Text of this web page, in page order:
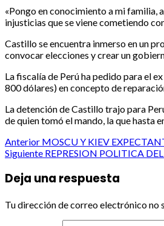
«Pongo en conocimiento a mi familia,
injusticias que se viene cometiendo
Castillo se encuentra inmerso en un
convocar elecciones y crear un
La fiscalía de Perú ha pedido para el
800 dólares) en concepto de
La detención de Castillo trajo para
de quien tomó el mando, la que hasta
Post
Anterior MOSCU Y KIEV
Siguiente REPRESION POLITICA
Deja una respuesta
Tu dirección de correo electrónico no